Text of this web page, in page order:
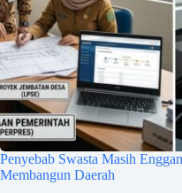
Penyebab Swasta Masih
Membangun Daerah